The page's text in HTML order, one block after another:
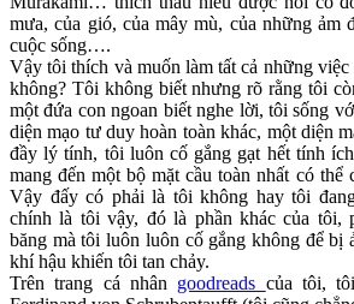
mưa, của gió, của mây mù, của những ảm
cuộc sống….
Vậy tôi thích và muốn làm tất cả những
không? Tôi không biết nhưng rõ rằng tôi
một đứa con ngoan biết nghe lời, tôi sống
diện mạo tư duy hoàn toàn khác, một diện
đầy lý tính, tôi luôn cố gắng gạt hết tính
mang đến một bộ mặt cầu toàn nhất có thể
Vậy đấy có phải là tôi không hay tôi
chính là tôi vậy, đó là phần khác của tôi,
băng mà tôi luôn luôn cố gắng không để bị
khí hậu khiến tôi tan chảy.
Trên trang cá nhân goodreads của tôi,